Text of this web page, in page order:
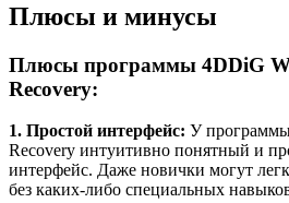
Плюсы и минусы
Плюсы программы 4DDiG
Recovery:
1. Простой интерфейс: У
Recovery интуитивно понятный и
интерфейс. Даже новички могут
без каких-либо специальных